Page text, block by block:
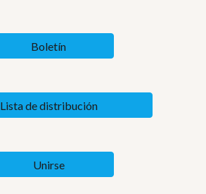
Boletín
Lista de distribución
Unirse